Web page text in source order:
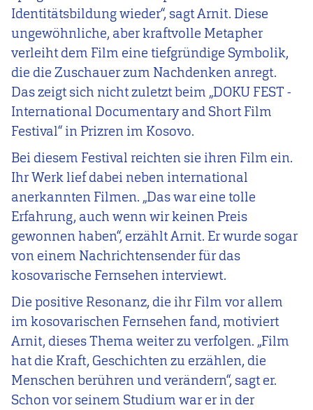
Identitätsbildung wieder“, sagt Arnit. Diese
ungewöhnliche, aber kraftvolle Metapher
verleiht dem Film eine tiefgründige Symbolik,
die die Zuschauer zum Nachdenken anregt.
Das zeigt sich nicht zuletzt beim „DOKU FEST -
International Documentary and Short Film
Festival“ in Prizren im Kosovo.
Bei diesem Festival reichten sie ihren Film ein.
Ihr Werk lief dabei neben international
anerkannten Filmen. „Das war eine tolle
Erfahrung, auch wenn wir keinen Preis
gewonnen haben“, erzählt Arnit. Er wurde sogar
von einem Nachrichtensender für das
kosovarische Fernsehen interviewt.
Die positive Resonanz, die ihr Film vor allem
im kosovarischen Fernsehen fand, motiviert
Arnit, dieses Thema weiter zu verfolgen. „Film
hat die Kraft, Geschichten zu erzählen, die
Menschen berühren und verändern“, sagt er.
Schon vor seinem Studium war er in der